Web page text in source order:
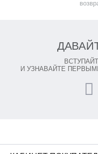
И УЗНАВАЙТЕ